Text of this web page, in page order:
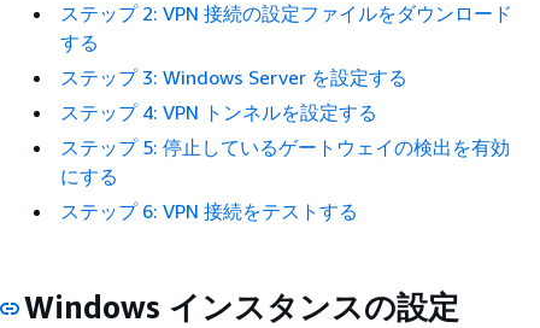
ステップ 2: VPN 接続の設定ファイルをダウンロード
する
ステップ 3: Windows Server を設定する
ステップ 4: VPN トンネルを設定する
ステップ 5: 停止しているゲートウェイの検出を有効
にする
ステップ 6: VPN 接続をテストする
Windows インスタンスの設定